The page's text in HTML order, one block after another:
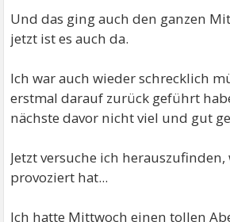
Und das ging auch den ganzen
jetzt ist es auch da.
Ich war auch wieder schrecklich
erstmal darauf zurück geführt
nächste davor nicht viel und gut
Jetzt versuche ich herauszufinden,
provoziert hat...
Ich hatte Mittwoch einen tollen